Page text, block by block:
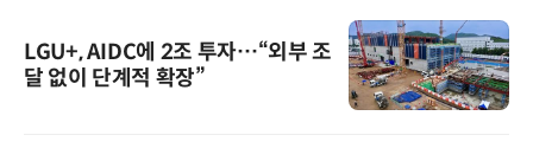
LGU+, AIDC에 2조 투자…“외부 조
달 없이 단계적 확장”